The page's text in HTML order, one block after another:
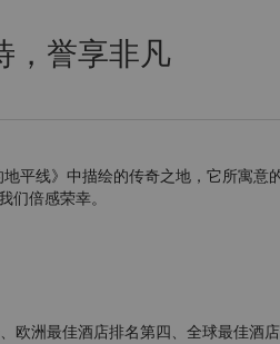
，誉享非凡
线》中描绘的传奇之地，它所寓意
们倍感荣幸。
洲最佳酒店排名第四、全球最佳酒